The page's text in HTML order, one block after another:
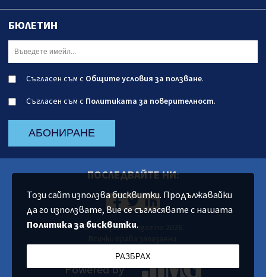
БЮЛЕТИН
Съгласен съм с Общите условия за ползване.
Съгласен съм с Политиката за поверителност.
АБОНИРАНЕ
ПОСЛЕДВАЙТЕ НИ:
© Enterprise Magazine 2026.
Powered by
Този сайт използва бисквитки. Продължавайки
да го използвате, Вие се съгласявате с нашата
Политика за бисквитки.
РАЗБРАХ